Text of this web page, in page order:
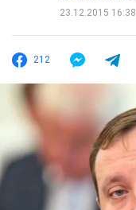
23.12.2015 16:38
212